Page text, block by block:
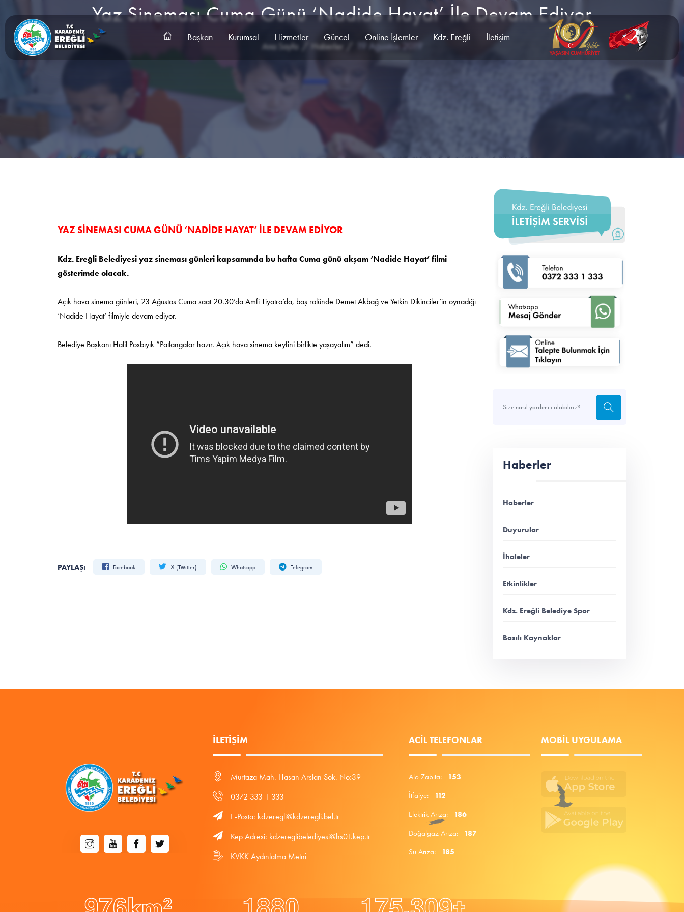
Başkan Kurumsal Hizmetler Güncel Online İşlemler Kdz. Ereğli İletişim
Yaz Sineması Cuma Günü ‘Nadide Hayat’ İle Devam Ediyor
Ana Sayfa Haberler 19 Ağustos 2019
YAZ SİNEMASI CUMA GÜNÜ ‘NADİDE HAYAT’ İLE DEVAM EDİYOR
Kdz. Ereğli Belediyesi yaz sineması günleri kapsamında bu hafta Cuma günü akşam ‘Nadide Hayat’ filmi
gösterimde olacak.
Açık hava sinema günleri, 23 Ağustos Cuma saat 20.30’da Amfi Tiyatro’da, baş rolünde Demet Akbağ ve Yetkin Dikinciler’in oynadığı
‘Nadide Hayat’ filmiyle devam ediyor.
Belediye Başkanı Halil Posbıyık “Patlangalar hazır. Açık hava sinema keyfini birlikte yaşayalım” dedi.
PAYLAŞ: Facebook X (Twitter) Whatsapp Telegram
Haberler
Haberler
Duyurular
İhaleler
Etkinlikler
Kdz. Ereğli Belediye Spor
Basılı Kaynaklar
İLETIŞIM
Murtaza Mah. Hasan Arslan Sok. No:39
0372 333 1 333
E-Posta: kdzeregli@kdzeregli.bel.tr
Kep Adresi: kdzereglibelediyesi@hs01.kep.tr
KVKK Aydınlatma Metni
ACIL TELEFONLAR
Alo Zabıta: 153
İtfaiye: 112
Elektrik Arıza: 186
Doğalgaz Arıza: 187
Su Arıza: 185
MOBIL UYGULAMA
.